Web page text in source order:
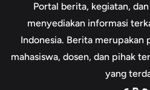
Portal berita, kegiatan,
menyediakan informasi
Indonesia. Berita merupakan
mahasiswa, dosen, dan pihak
yang